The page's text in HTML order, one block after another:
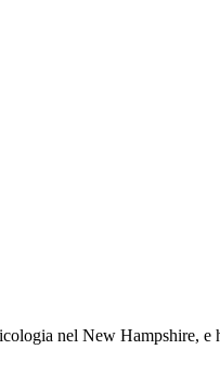
nel New Hampshire, e